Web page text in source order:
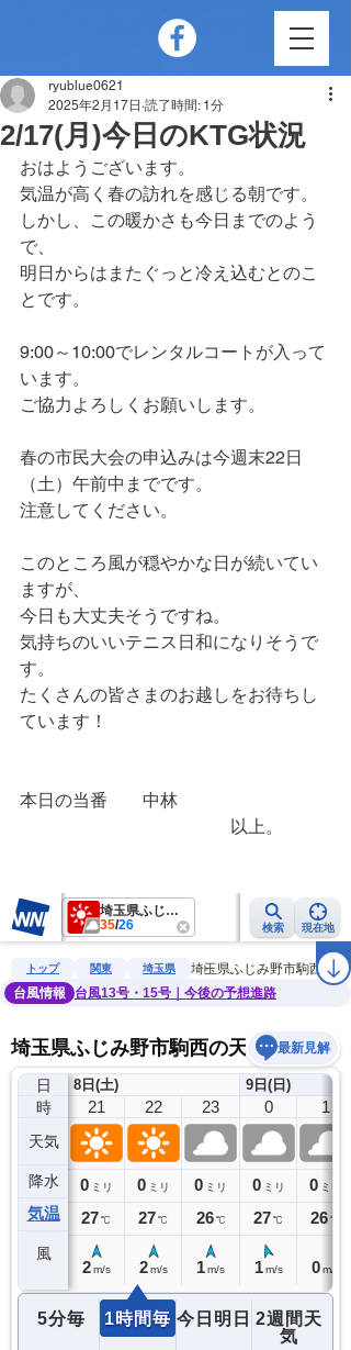
2/17(月)今日のKTG状況
ryublue0621
2025年2月17日 読了時間: 1分
おはようございます。
気温が高く春の訪れを感じる朝です。
しかし、この暖かさも今日までのよう
で、
明日からはまたぐっと冷え込むとのこ
とです。
9:00～10:00でレンタルコートが入って
います。
ご協力よろしくお願いします。
春の市民大会の申込みは今週末22日
（土）午前中までです。
注意してください。
このところ風が穏やかな日が続いてい
ますが、
今日も大丈夫そうですね。
気持ちのいいテニス日和になりそうで
す。
たくさんの皆さまのお越しをお待ちし
ています！
本日の当番　　中林
以上。